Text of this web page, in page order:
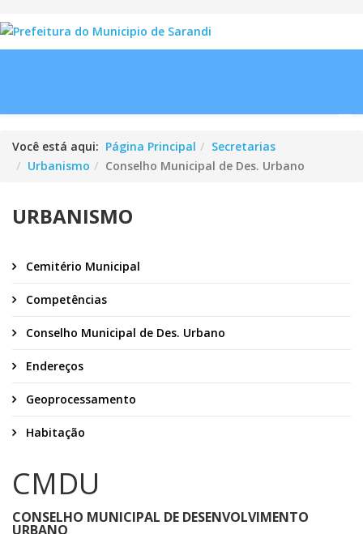
Você está aqui: Página Principal
Secretarias
Urbanismo
Conselho Municipal de Des. Urbano
URBANISMO
Cemitério Municipal
Competências
Conselho Municipal de Des. Urbano
Endereços
Geoprocessamento
Habitação
CMDU
CONSELHO MUNICIPAL DE DESENVOLVIMENTO
URBANO